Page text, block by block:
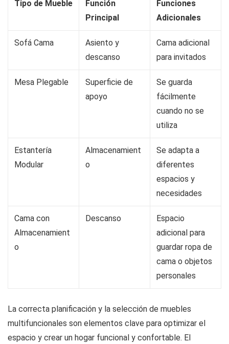
Tipo de Mueble
Función
Principal
Funciones
Adicionales
Sofá Cama
Asiento y
descanso
Cama adicional
para invitados
Mesa Plegable
Superficie de
apoyo
Se guarda
fácilmente
cuando no se
utiliza
Estantería
Modular
Almacenamient
o
Se adapta a
diferentes
espacios y
necesidades
Cama con
Almacenamient
o
Descanso
Espacio
adicional para
guardar ropa de
cama o objetos
personales
La correcta planificación y la selección de muebles
multifuncionales son elementos clave para optimizar el
espacio y crear un hogar funcional y confortable. El